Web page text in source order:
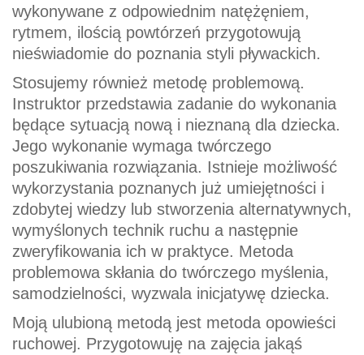
wykonywane z odpowiednim natężęniem,
rytmem, ilością powtórzeń przygotowują
nieświadomie do poznania styli pływackich.
Stosujemy również metodę problemową.
Instruktor przedstawia zadanie do wykonania
będące sytuacją nową i nieznaną dla dziecka.
Jego wykonanie wymaga twórczego
poszukiwania rozwiązania. Istnieje możliwość
wykorzystania poznanych już umiejętności i
zdobytej wiedzy lub stworzenia alternatywnych,
wymyślonych technik ruchu a następnie
zweryfikowania ich w praktyce. Metoda
problemowa skłania do twórczego myślenia,
samodzielności, wyzwala inicjatywę dziecka.
Moją ulubioną metodą jest metoda opowieści
ruchowej. Przygotowuję na zajęcia jakąś